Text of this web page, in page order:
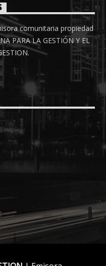
comunitaria propiedad
PARA LA GESTIÓN Y EL